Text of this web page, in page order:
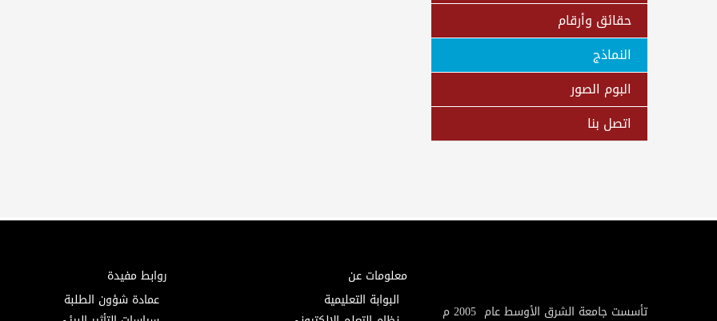
حقائق وأرقام
النماذج
البوم الصور
اتصل بنا
تأسست جامعة الشرق الأوسط عام 2005 م
معلومات عن
البوابة التعليمية
روابط مفيدة
عمادة شؤون الطلبة